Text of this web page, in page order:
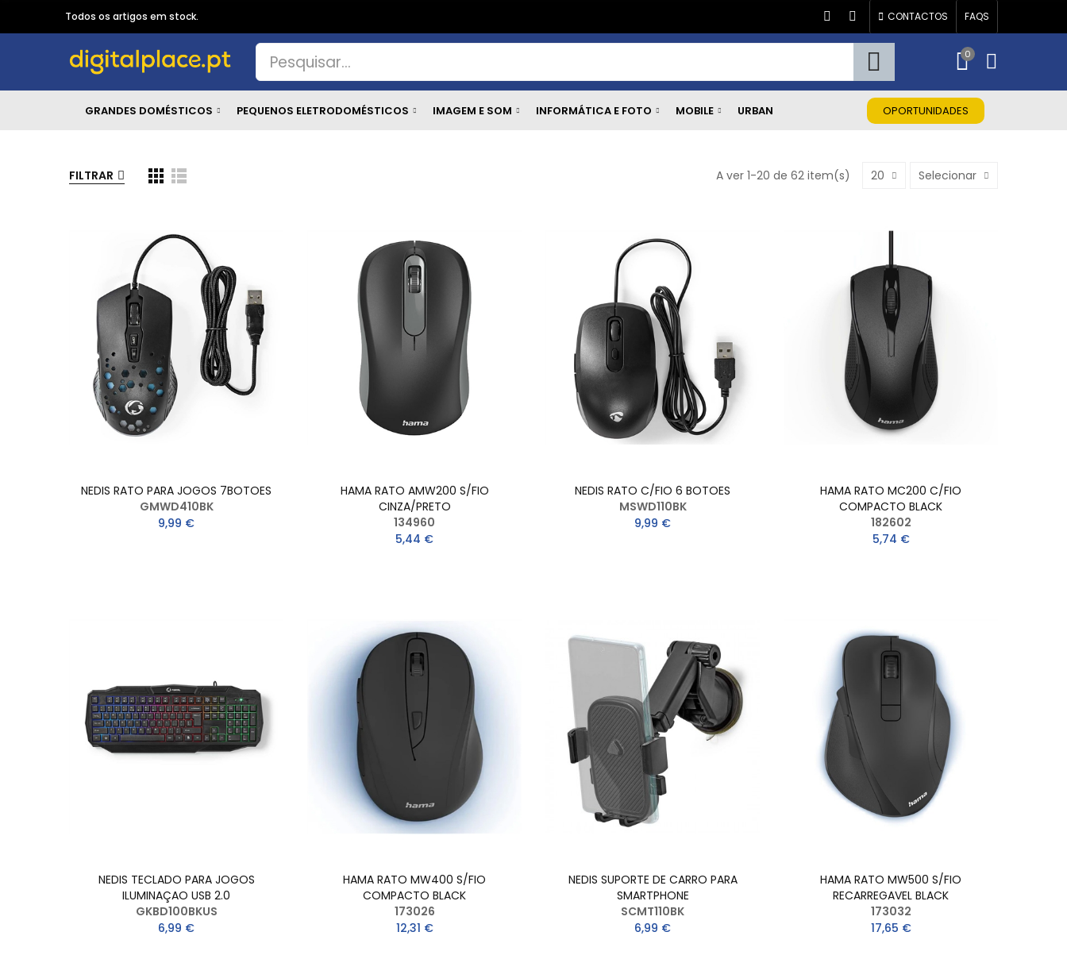
Todos os artigos em stock. CONTACTOS FAQS
0
GRANDES DOMÉSTICOS PEQUENOS ELETRODOMÉSTICOS IMAGEM E SOM INFORMÁTICA E FOTO MOBILE URBAN OPORTUNIDADES
FILTRAR A ver 1-20 de 62 item(s) 20 Selecionar
NEDIS RATO PARA JOGOS 7BOTOES
GMWD410BK
9,99 €
HAMA RATO AMW200 S/FIO
CINZA/PRETO
134960
5,44 €
NEDIS RATO C/FIO 6 BOTOES
MSWD110BK
9,99 €
HAMA RATO MC200 C/FIO
COMPACTO BLACK
182602
5,74 €
NEDIS TECLADO PARA JOGOS
ILUMINAÇAO USB 2.0
GKBD100BKUS
6,99 €
HAMA RATO MW400 S/FIO
COMPACTO BLACK
173026
12,31 €
NEDIS SUPORTE DE CARRO PARA
SMARTPHONE
SCMT110BK
6,99 €
HAMA RATO MW500 S/FIO
RECARREGAVEL BLACK
173032
17,65 €